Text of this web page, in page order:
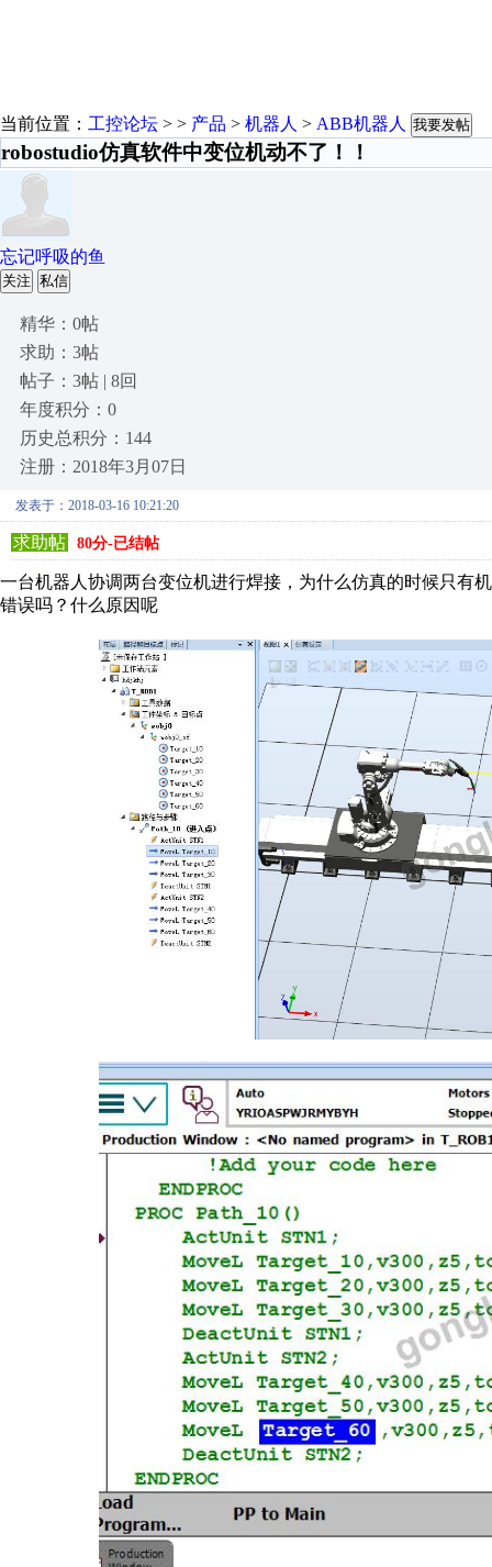
当前位置： 工控论坛 > > 产品 > 机器人 > ABB机器人 我要发帖
robostudio仿真软件中变位机动不了！！
忘记呼吸的鱼
关注 私信
精华：0帖
求助：3帖
帖子：3帖 | 8回
年度积分：0
历史总积分：144
注册：2018年3月07日
发表于：2018-03-16 10:21:20
求助帖 80分-已结帖
一台机器人协调两台变位机进行焊接，为什么仿真的时候只有
错误吗？什么原因呢